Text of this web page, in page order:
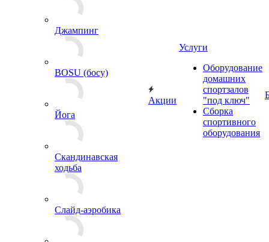
Джампинг
BOSU (босу)
Йога
Скандинавская
ходьба
Слайд-аэробика
Акции
Услуги
Оборудование
домашних
спортзалов
"под ключ"
Сборка
спортивного
оборудования